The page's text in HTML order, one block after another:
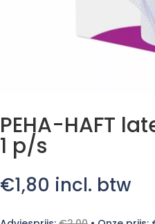
PEHA-HAFT
1 p/s
€1,80 incl. btw